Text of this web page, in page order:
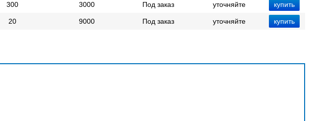
300 3000 Под заказ уточняйте
20 9000 Под заказ уточняйте